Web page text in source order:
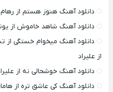
دانلود آهنگ هنوز هستم از رهام
دانلود آهنگ شاهد خاموش از
دانلود آهنگ میخوام خستگی از
از علیراد
دانلود آهنگ خوشحالی نه از
دانلود آهنگ کی عاشق تره از